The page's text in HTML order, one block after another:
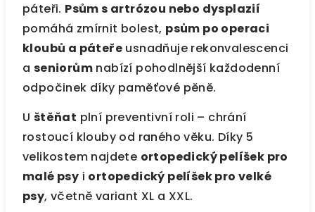
páteři. Psům s artrózou nebo dysplazií
pomáhá zmírnit bolest, psům po operaci
kloubů a páteře usnadňuje rekonvalescenci
a seniorům nabízí pohodlnější každodenní
odpočinek díky paměťové pěně.
U štěňat plní preventivní roli – chrání
rostoucí klouby od raného věku. Díky 5
velikostem najdete ortopedický pelíšek pro
malé psy i ortopedický pelíšek pro velké
psy, včetně variant XL a XXL.